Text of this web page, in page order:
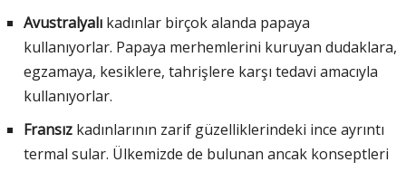
Avustralyalı kadınlar birçok alanda papaya
kullanıyorlar. Papaya merhemlerini kuruyan dudaklara,
egzamaya, kesiklere, tahrişlere karşı tedavi amacıyla
kullanıyorlar.
Fransız kadınlarının zarif güzelliklerindeki ince ayrıntı
termal sular. Ülkemizde de bulunan ancak konseptleri